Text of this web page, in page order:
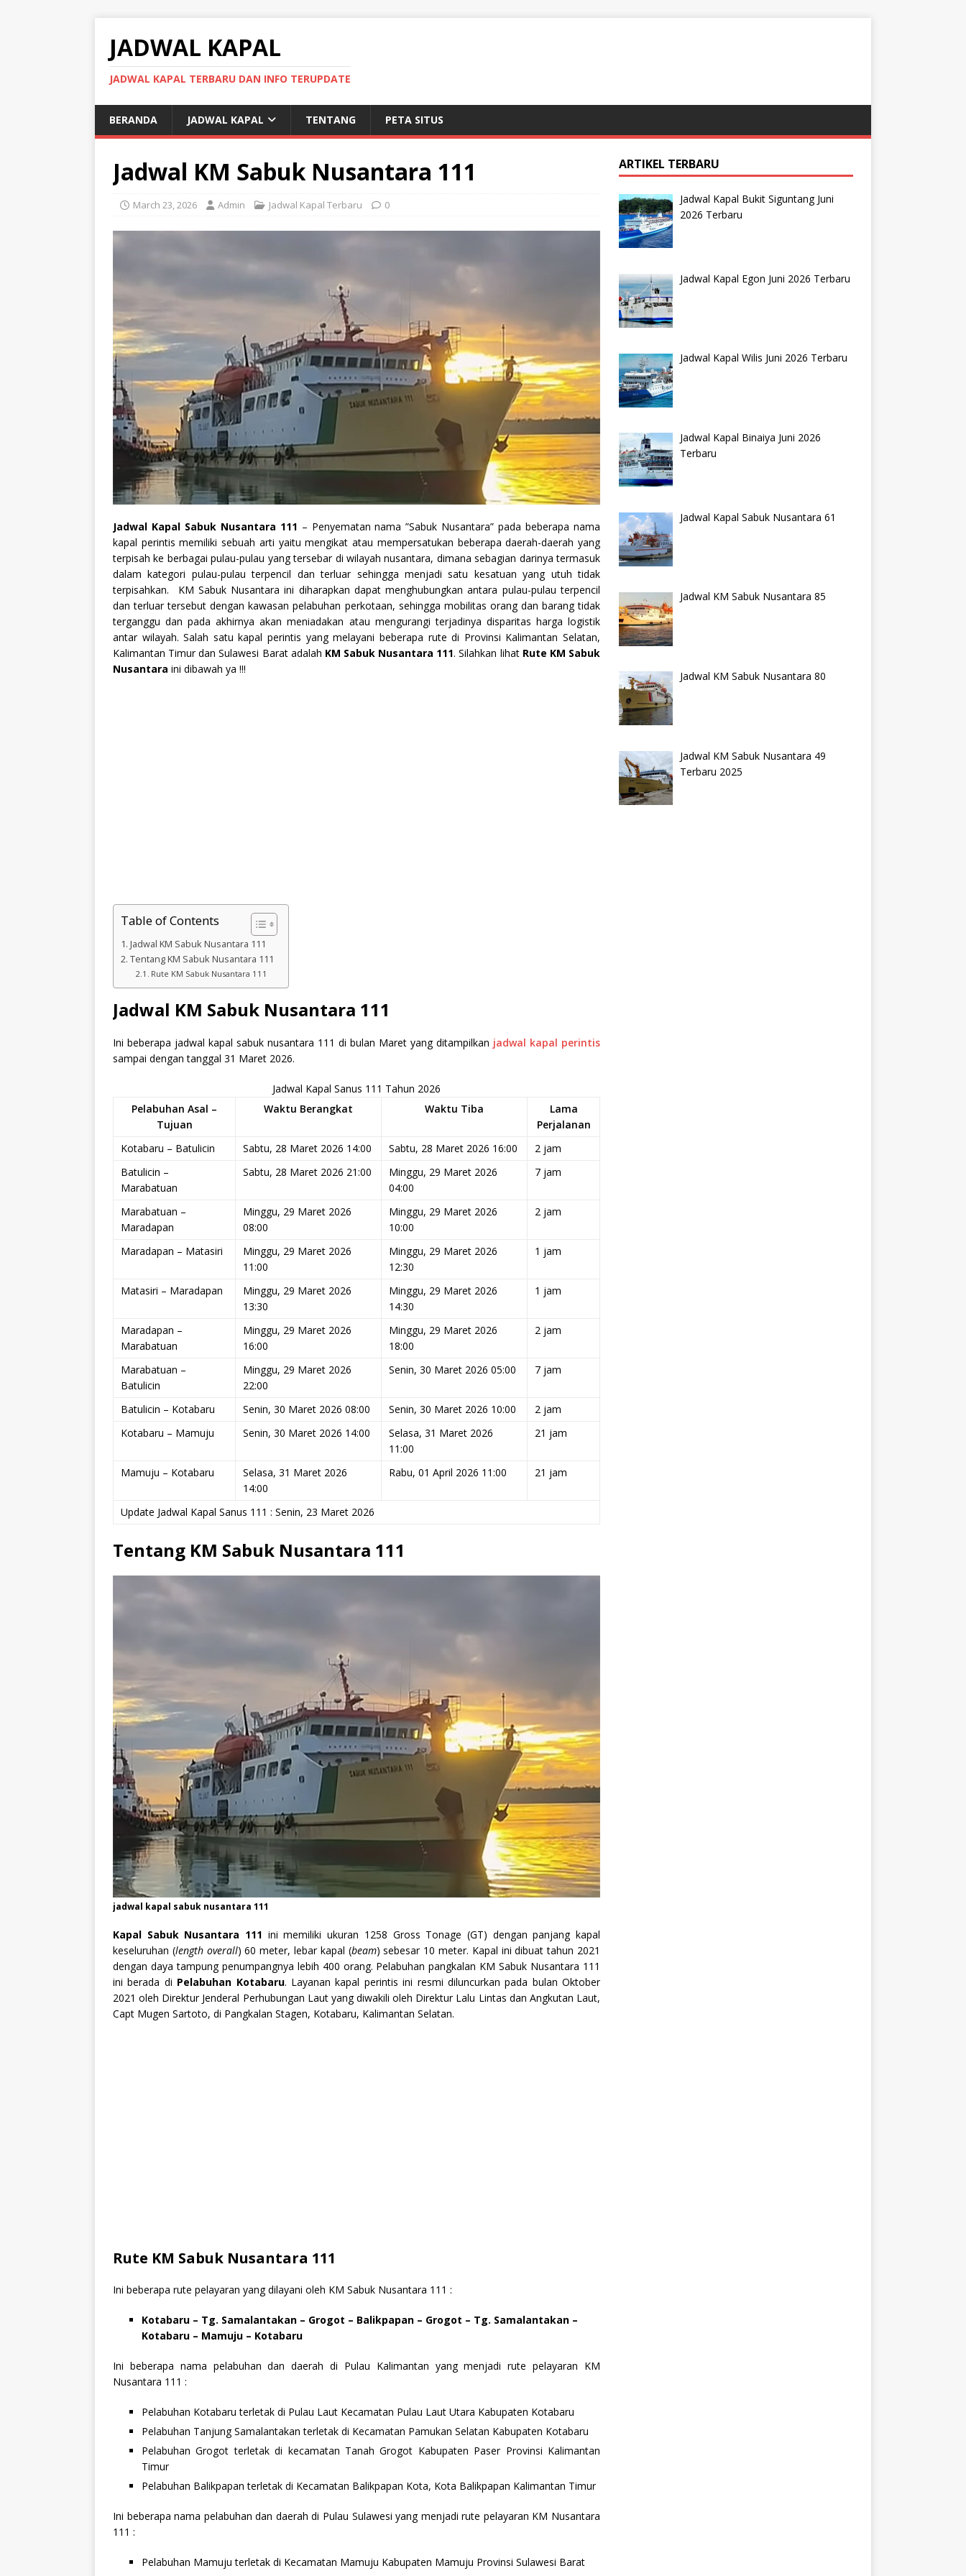
JADWAL KAPAL
JADWAL KAPAL TERBARU DAN INFO TERUPDATE
BERANDA JADWAL KAPAL TENTANG PETA SITUS
Jadwal KM Sabuk Nusantara 111
March 23, 2026 Admin Jadwal Kapal Terbaru 0
Jadwal Kapal Sabuk Nusantara 111 – Penyematan nama ”Sabuk Nusantara” pada beberapa nama
kapal perintis memiliki sebuah arti yaitu mengikat atau mempersatukan beberapa daerah-daerah yang
terpisah ke berbagai pulau-pulau yang tersebar di wilayah nusantara, dimana sebagian darinya termasuk
dalam kategori pulau-pulau terpencil dan terluar sehingga menjadi satu kesatuan yang utuh tidak
terpisahkan. KM Sabuk Nusantara ini diharapkan dapat menghubungkan antara pulau-pulau terpencil
dan terluar tersebut dengan kawasan pelabuhan perkotaan, sehingga mobilitas orang dan barang tidak
terganggu dan pada akhirnya akan meniadakan atau mengurangi terjadinya disparitas harga logistik
antar wilayah. Salah satu kapal perintis yang melayani beberapa rute di Provinsi Kalimantan Selatan,
Kalimantan Timur dan Sulawesi Barat adalah KM Sabuk Nusantara 111. Silahkan lihat Rute KM Sabuk
Nusantara ini dibawah ya !!!
Table of Contents
Jadwal KM Sabuk Nusantara 111
Tentang KM Sabuk Nusantara 111
Rute KM Sabuk Nusantara 111
Jadwal KM Sabuk Nusantara 111
Ini beberapa jadwal kapal sabuk nusantara 111 di bulan Maret yang ditampilkan jadwal kapal perintis
sampai dengan tanggal 31 Maret 2026.
Jadwal Kapal Sanus 111 Tahun 2026
Pelabuhan Asal –
Tujuan
Waktu Berangkat Waktu Tiba
Lama
Perjalanan
Kotabaru – Batulicin
Sabtu, 28 Maret 2026 14:00 Sabtu, 28 Maret 2026 16:00
2 jam
Batulicin –
Marabatuan
Sabtu, 28 Maret 2026 21:00
Minggu, 29 Maret 2026
04:00
7 jam
Marabatuan –
Maradapan
Minggu, 29 Maret 2026
08:00
Minggu, 29 Maret 2026
10:00
2 jam
Maradapan – Matasiri
Minggu, 29 Maret 2026
11:00
Minggu, 29 Maret 2026
12:30
1 jam
Matasiri – Maradapan
Minggu, 29 Maret 2026
13:30
Minggu, 29 Maret 2026
14:30
1 jam
Maradapan –
Marabatuan
Minggu, 29 Maret 2026
16:00
Minggu, 29 Maret 2026
18:00
2 jam
Marabatuan –
Batulicin
Minggu, 29 Maret 2026
22:00
Senin, 30 Maret 2026 05:00 7 jam
Batulicin – Kotabaru Senin, 30 Maret 2026 08:00 Senin, 30 Maret 2026 10:00
2 jam
Kotabaru – Mamuju
Senin, 30 Maret 2026 14:00
Selasa, 31 Maret 2026
11:00
21 jam
Mamuju – Kotabaru
Selasa, 31 Maret 2026
14:00
Rabu, 01 April 2026 11:00 21 jam
Update Jadwal Kapal Sanus 111 : Senin, 23 Maret 2026
Tentang KM Sabuk Nusantara 111
jadwal kapal sabuk nusantara 111
Kapal Sabuk Nusantara 111 ini memiliki ukuran 1258 Gross Tonage (GT) dengan panjang kapal
keseluruhan (length overall) 60 meter, lebar kapal (beam) sebesar 10 meter. Kapal ini dibuat tahun 2021
dengan daya tampung penumpangnya lebih 400 orang. Pelabuhan pangkalan KM Sabuk Nusantara 111
ini berada di Pelabuhan Kotabaru. Layanan kapal perintis ini resmi diluncurkan pada bulan Oktober
2021 oleh Direktur Jenderal Perhubungan Laut yang diwakili oleh Direktur Lalu Lintas dan Angkutan Laut,
Capt Mugen Sartoto, di Pangkalan Stagen, Kotabaru, Kalimantan Selatan.
Rute KM Sabuk Nusantara 111
Ini beberapa rute pelayaran yang dilayani oleh KM Sabuk Nusantara 111 :
Kotabaru – Tg. Samalantakan – Grogot – Balikpapan – Grogot – Tg. Samalantakan –
Kotabaru – Mamuju – Kotabaru
Ini beberapa nama pelabuhan dan daerah di Pulau Kalimantan yang menjadi rute pelayaran KM
Nusantara 111 :
Pelabuhan Kotabaru terletak di Pulau Laut Kecamatan Pulau Laut Utara Kabupaten Kotabaru
Pelabuhan Tanjung Samalantakan terletak di Kecamatan Pamukan Selatan Kabupaten Kotabaru
Pelabuhan Grogot terletak di kecamatan Tanah Grogot Kabupaten Paser Provinsi Kalimantan
Timur
Pelabuhan Balikpapan terletak di Kecamatan Balikpapan Kota, Kota Balikpapan Kalimantan Timur
Ini beberapa nama pelabuhan dan daerah di Pulau Sulawesi yang menjadi rute pelayaran KM Nusantara
111 :
Pelabuhan Mamuju terletak di Kecamatan Mamuju Kabupaten Mamuju Provinsi Sulawesi Barat
ARTIKEL TERBARU
Jadwal Kapal Bukit Siguntang Juni
2026 Terbaru
Jadwal Kapal Egon Juni 2026 Terbaru
Jadwal Kapal Wilis Juni 2026 Terbaru
Jadwal Kapal Binaiya Juni 2026
Terbaru
Jadwal Kapal Sabuk Nusantara 61
Jadwal KM Sabuk Nusantara 85
Jadwal KM Sabuk Nusantara 80
Jadwal KM Sabuk Nusantara 49
Terbaru 2025